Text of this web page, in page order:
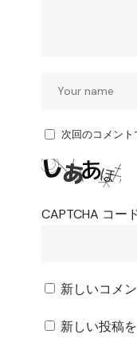
次回のコメント
CAPTCHA コー
新しいコメ
新しい投稿